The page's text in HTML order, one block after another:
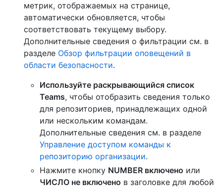
метрик, отображаемых на странице,
автоматически обновляется, чтобы
соответствовать текущему выбору.
Дополнительные сведения о фильтрации см. в
разделе Обзор фильтрации оповещений в
области безопасности.
Используйте раскрывающийся список
Teams, чтобы отобразить сведения только
для репозиториев, принадлежащих одной
или нескольким командам.
Дополнительные сведения см. в разделе
Управление доступом команды к
репозиторию организации.
Нажмите кнопку NUMBER включено или
ЧИСЛО не включено в заголовке для любой